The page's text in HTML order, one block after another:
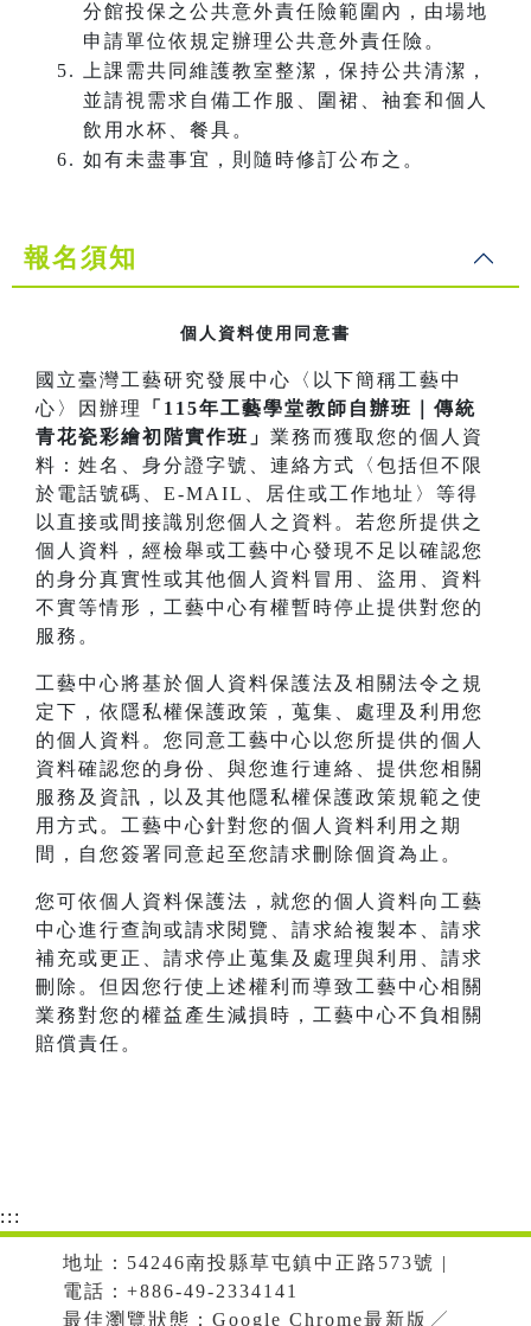
分館投保之公共意外責任險範圍內，由場地
申請單位依規定辦理公共意外責任險。
上課需共同維護教室整潔，保持公共清潔，
並請視需求自備工作服、圍裙、袖套和個人
飲用水杯、餐具。
如有未盡事宜，則隨時修訂公布之。
報名須知
個人資料使用同意書
國立臺灣工藝研究發展中心〈以下簡稱工藝中
心〉因辦理
「115年工藝學堂教師自辦班｜傳統
青花瓷彩繪初階實作班」 業務而獲取您的個人資
料：姓名、身分證字號、連絡方式〈包括但不限
於電話號碼、E-MAIL、居住或工作地址〉等得
以直接或間接識別您個人之資料。若您所提供之
個人資料，經檢舉或工藝中心發現不足以確認您
的身分真實性或其他個人資料冒用、盜用、資料
不實等情形，工藝中心有權暫時停止提供對您的
服務。
工藝中心將基於個人資料保護法及相關法令之規
定下，依隱私權保護政策，蒐集、處理及利用您
的個人資料。您同意工藝中心以您所提供的個人
資料確認您的身份、與您進行連絡、提供您相關
服務及資訊，以及其他隱私權保護政策規範之使
用方式。工藝中心針對您的個人資料利用之期
間，自您簽署同意起至您請求刪除個資為止。
您可依個人資料保護法，就您的個人資料向工藝
中心進行查詢或請求閱覽、請求給複製本、請求
補充或更正、請求停止蒐集及處理與利用、請求
刪除。但因您行使上述權利而導致工藝中心相關
業務對您的權益產生減損時，工藝中心不負相關
賠償責任。
:::
地址：54246南投縣草屯鎮中正路573號 |
電話：+886-49-2334141
最佳瀏覽狀態：Google Chrome最新版╱